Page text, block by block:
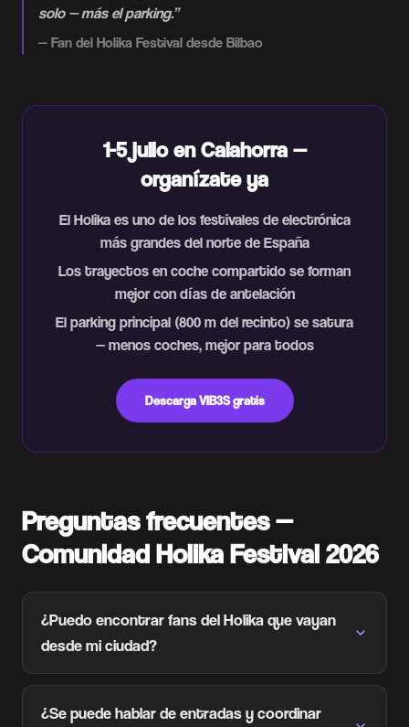
solo — más el parking.”
— Fan del Holika Festival desde Bilbao
1-5 julio en Calahorra —
organízate ya
El Holika es uno de los festivales de electrónica
más grandes del norte de España
Los trayectos en coche compartido se forman
mejor con días de antelación
El parking principal (800 m del recinto) se satura
— menos coches, mejor para todos
Descarga VIB3S gratis
Preguntas frecuentes —
Comunidad Holika Festival 2026
¿Puedo encontrar fans del Holika que vayan
desde mi ciudad?
¿Se puede hablar de entradas y coordinar